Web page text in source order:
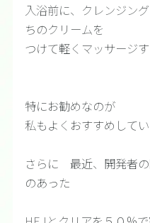
入浴前に、クレンジン
ちのクリームを
つけて軽くマッサージ
特にお勧めなのが
私もよくおすすめしてい
さらに 最近、開発者
のあった